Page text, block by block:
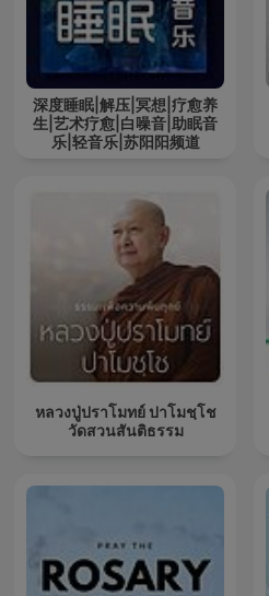
深度睡眠|解压|冥想|疗愈养
生|艺术疗愈|白噪音|助眠音
乐|轻音乐|苏阳阳频道
หลวงปู่ปราโมทย์ ปาโมชฺโช
วัดสวนสันติธรรม